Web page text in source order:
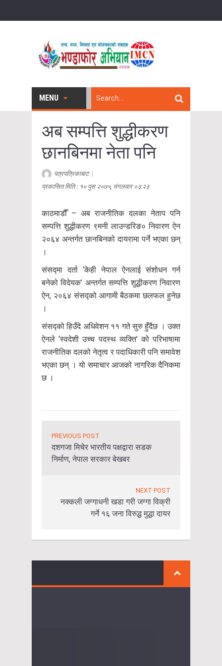
MENU
अब सम्पत्ति शुद्धीकरण
छानबिनमा नेता पनि
पत्रपत्रिकाबाट|
प्रकासित मिति : १० पुस २०७५, मंगलवार ०३:२३
काठमाडौँ – अब राजनीतिक दलका नेताप पनि
सम्पत्ति शुद्धीकरण ९मनी लाउन्डरिङ० निवारण ऐन
२०६४ अन्तर्गत छानबिनको दायरामा पर्ने भएका छन्
।
संसद्मा दर्ता ‘केही नेपाल ऐनलाई संशोधन गर्न
बनेको विदेयक’ अन्तर्गत सम्पत्ति शुद्धीकरण निवारण
ऐन, २०६४ संसद्को आगामी बैठकमा छलफल हुनेछ
।
संसद्को हिउँदे अधिवेशन ११ गते सुरु हुँदैछ । उक्त
ऐनले ‘स्वदेशी उच्च पदस्थ व्यक्ति’ को परिभाषामा
राजनीतिक दलको नेतृत्व र पदाधिकारी पनि समावेश
भएका छन् । यो समाचार आजको नागरिक दैनिकमा
छ ।
PREVIOUS POST
दशगजा मिचेर भारतीय पक्षद्वारा सडक
निर्माण, नेपाल सरकार बेखबर
NEXT POST
नक्कली जग्गाधनी खडा गरी जग्गा विक्री
गर्ने १६ जना विरुद्ध मुद्धा दायर